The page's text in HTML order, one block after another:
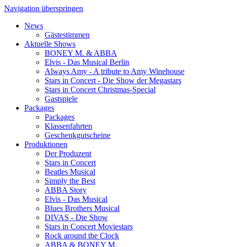
Navigation überspringen
News
Gästestimmen
Aktuelle Shows
BONEY M. & ABBA
Elvis - Das Musical Berlin
Always Amy - A tribute to Amy Winehouse
Stars in Concert - Die Show der Megastars
Stars in Concert Christmas-Special
Gastspiele
Packages
Packages
Klassenfahrten
Geschenkgutscheine
Produktionen
Der Produzent
Stars in Concert
Beatles Musical
Simply the Best
ABBA Story
Elvis - Das Musical
Blues Brothers Musical
DIVAS - Die Show
Stars in Concert Moviestars
Rock around the Clock
ABBA & BONEY M.